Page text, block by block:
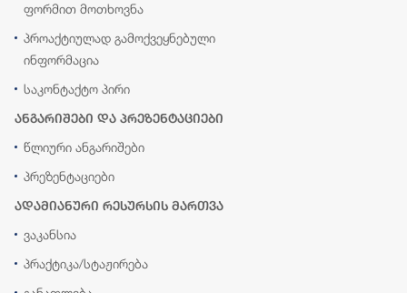
ფორმით მოთხოვნა
პროაქტიულად გამოქვეყნებული
ინფორმაცია
საკონტაქტო პირი
ანგარიშები და პრეზენტაციები
წლიური ანგარიშები
პრეზენტაციები
ადამიანური რესურსის მართვა
ვაკანსია
პრაქტიკა/სტაჟირება